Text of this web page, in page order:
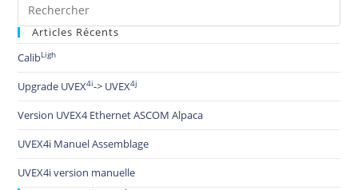
Articles Récents
CalibLigh
Upgrade UVEX4i-> UVEX4j
Version UVEX4 Ethernet ASCOM Alpaca
UVEX4i Manuel Assemblage
UVEX4i version manuelle